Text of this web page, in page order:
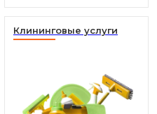
Клининговые услуги